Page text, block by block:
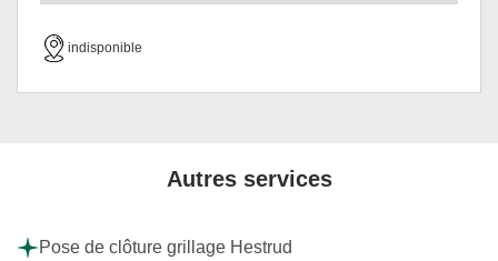
indisponible
Autres services
Pose de clôture grillage Hestrud